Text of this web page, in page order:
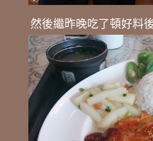
然後繼昨晚吃了頓好料